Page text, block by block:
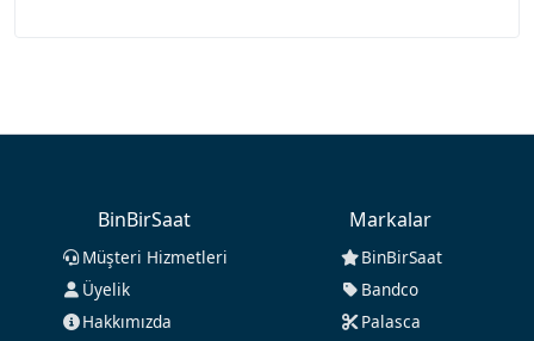
BinBirSaat
Müşteri Hizmetleri
Üyelik
Hakkımızda
Markalar
BinBirSaat
Bandco
Palasca